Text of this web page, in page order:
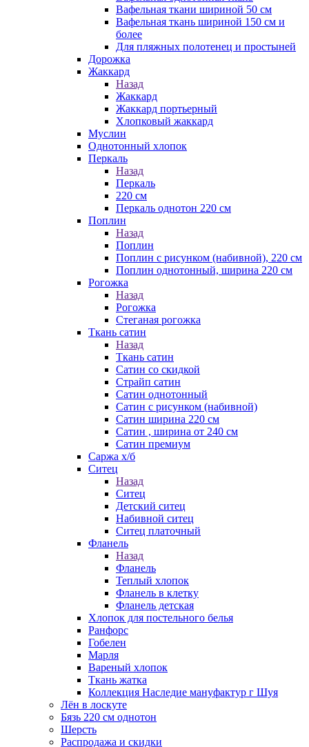
Вафельная ткани шириной 50 см
Вафельная ткань шириной 150 см и
более
Для пляжных полотенец и простыней
Дорожка
Жаккард
Назад
Жаккард
Жаккард портьерный
Хлопковый жаккард
Муслин
Однотонный хлопок
Перкаль
Назад
Перкаль
220 см
Перкаль однотон 220 см
Поплин
Назад
Поплин
Поплин с рисунком (набивной), 220 см
Поплин однотонный, ширина 220 см
Рогожка
Назад
Рогожка
Стеганая рогожка
Ткань сатин
Назад
Ткань сатин
Сатин со скидкой
Страйп сатин
Сатин однотонный
Сатин с рисунком (набивной)
Сатин ширина 220 см
Сатин , ширина от 240 см
Сатин премиум
Саржа х/б
Ситец
Назад
Ситец
Детский ситец
Набивной ситец
Ситец платочный
Фланель
Назад
Фланель
Теплый хлопок
Фланель в клетку
Фланель детская
Хлопок для постельного белья
Ранфорс
Гобелен
Марля
Вареный хлопок
Ткань жатка
Коллекция Наследие мануфактур г Шуя
Лён в лоскуте
Бязь 220 см однотон
Шерсть
Распродажа и скидки